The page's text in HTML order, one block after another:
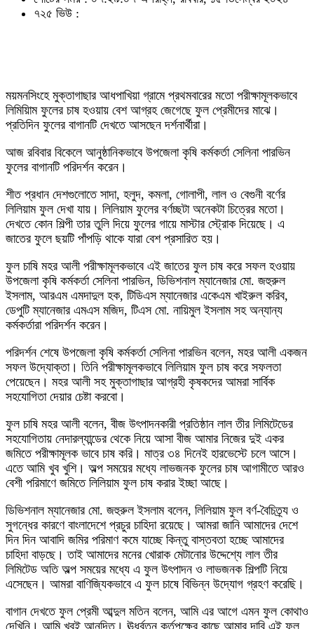
৭২৫ ভিউ :
ময়মনসিংহে মুক্তাগাছার আধপাখিয়া গ্রামে প্রথমবারের মতো পরীক্ষামূলকভাবে
লিমিয়িাম ফুলের চাষ হওয়ায় বেশ আগ্রহ জেগেছে ফুল প্রেমীদের মাঝে।
প্রতিদিন ফুলের বাগানটি দেখতে আসছেন দর্শনার্থীরা।
আজ রবিবার বিকেলে আনুষ্ঠানিকভাবে উপজেলা কৃষি কর্মকর্তা সেলিনা পারভিন
ফুলের বাগানটি পরিদর্শন করেন।
শীত প্রধান দেশগুলোতে সাদা, হলুদ, কমলা, গোলাপী, লাল ও বেগুনী বর্ণের
লিলিয়াম ফুল দেখা যায়। লিলিয়াম ফুলের বর্ণচ্ছটা অনেকটা চিত্রের মতো।
দেখতে কোন শিল্পী তার তুলি দিয়ে ফুলের গায়ে মাস্টার স্ট্রোক দিয়েছে। এ
জাতের ফুলে ছয়টি পাঁপড়ি থাকে যারা বেশ প্রসারিত হয়।
ফুল চাষি মহর আলী পরীক্ষামূলকভাবে এই জাতের ফুল চাষ করে সফল হওয়ায়
উপজেলা কৃষি কর্মকর্তা সেলিনা পারভিন, ডিভিশনাল ম্যানেজার মো. জহুরুল
ইসলাম, আরএম এমদাদুল হক, টিডিএস ম্যানেজার একেএম খাইরুল করিব,
ডেপুটি ম্যানেজার এমএস মজিদ, টিএস মো. নায়িমুল ইসলাম সহ অন্যান্য
কর্মকর্তারা পরিদর্শন করেন।
পরিদর্শন শেষে উপজেলা কৃষি কর্মকর্তা সেলিনা পারভিন বলেন, মহর আলী একজন
সফল উদ্যোক্তা। তিনি পরীক্ষামূলকভাবে লিলিয়াম ফুল চাষ করে সফলতা
পেয়েছেন। মহর আলী সহ মুক্তাগাছার আগ্রহী কৃষকদের আমরা সার্বিক
সহযোগিতা দেয়ার চেষ্টা করবো।
ফুল চাষি মহর আলী বলেন, বীজ উৎপাদনকারী প্রতিষ্ঠান লাল তীর লিমিটেডের
সহযোগিতায় নেদারল্যান্ডের থেকে নিয়ে আসা বীজ আমার নিজের দুই একর
জমিতে পরীক্ষামূলক ভাবে চাষ করি। মাত্র ৩৪ দিনেই হারভেস্টে চলে আসে।
এতে আমি খুব খুশি। অল্প সময়ের মধ্যে লাভজনক ফুলের চাষ আগামীতে আরও
বেশী পরিমাণে জমিতে লিলিয়াম ফুল চাষ করার ইচ্ছা আছে।
ডিভিশনাল ম্যানেজার মো. জহুরুল ইসলাম বলেন, লিলিয়াম ফুল বর্ণ-বৈচিত্র্য ও
সুগন্ধের কারণে বাংলাদেশে প্রচুর চাহিদা রয়েছে। আমরা জানি আমাদের দেশে
দিন দিন আবাদি জমির পরিমাণ কমে যাচ্ছে কিন্তু বাস্তবতা হচ্ছে আমাদের
চাহিদা বাড়ছে। তাই আমাদের মনের খোরাক মেটানোর উদ্দেশ্যে লাল তীর
লিমিটেড অতি অল্প সময়ের মধ্যে এ ফুল উৎপাদন ও লাভজনক শিল্পটি নিয়ে
এসেছেন। আমরা বাণিজ্যিকভাবে এ ফুল চাষে বিভিন্ন উদ্যোগ গ্রহণ করেছি।
বাগান দেখতে ফুল প্রেমী আব্দুল মতিন বলেন, আমি এর আগে এমন ফুল কোথাও
দেখিনি। আমি খুবই আনন্দিত। ঊর্ধ্বতন কর্তৃপক্ষের কাছে আমার দাবি এই ফুল